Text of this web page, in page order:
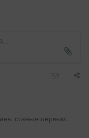
станьте первым.